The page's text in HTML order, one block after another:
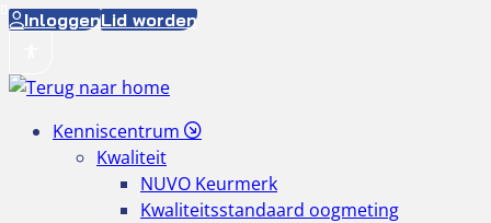
Ga
de
inhoud
InloggenLid worden
Kenniscentrum
Kwaliteit
NUVO Keurmerk
Kwaliteitsstandaard oogmeting